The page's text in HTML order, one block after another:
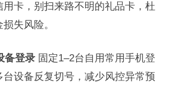
用卡，别扫来路不明的礼品卡，杜
失风险。
备登录固定1–2台自用常用手机登
设备反复切号，减少风控异常预